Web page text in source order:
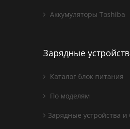
Аккумуляторы Toshiba
Зарядные
Каталог блок питания
По моделям
Зарядные устройства и